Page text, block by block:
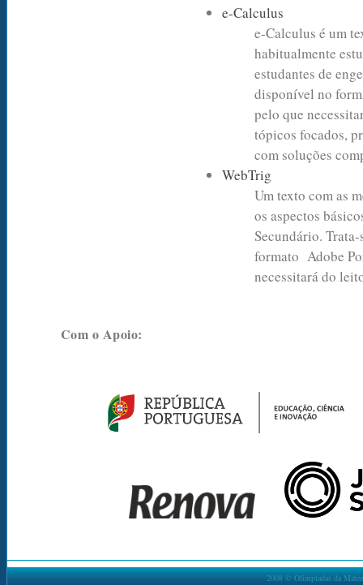
e-Calculus
e-Calculus é um
habitualmente
estudantes de
disponível no
pelo que
tópicos focados,
com soluções
WebTrig
Um texto com as
os aspectos
Secundário.
formato Adobe
necessitará do
Com o Apoio:
2008 © Olimpíadas da